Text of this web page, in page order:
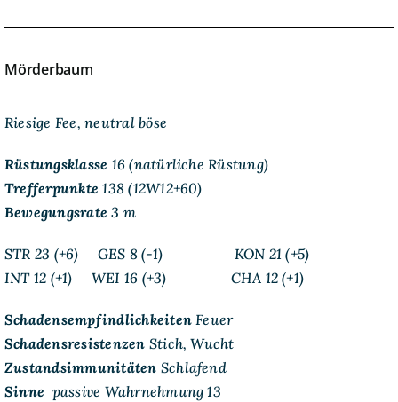
Mörderbaum
Riesige Fee, neutral böse
Rüstungsklasse 16 (natürliche Rüstung)
Trefferpunkte 138 (12W12+60)
Bewegungsrate 3 m
STR 23 (+6) GES 8 (-1) KON 21 (+5)
INT 12 (+1) WEI 16 (+3) CHA 12 (+1)
Schadensempfindlichkeiten Feuer
Schadensresistenzen Stich, Wucht
Zustandsimmunitäten Schlafend
Sinne passive Wahrnehmung 13